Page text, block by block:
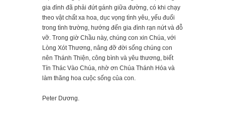
gia đình đã phải đứt gánh giữa đường, có khi chạy
theo vật chất xa hoa, dục vọng tình yêu, yếu đuối
trong tình trường, hướng đến gia đình rạn nứt và đỗ
vỡ. Trong giờ Chầu này, chúng con xin Chúa, với
Lòng Xót Thương, nâng đỡ đời sống chúng con
nên Thánh Thiện, công bình và yêu thương, biết
Tín Thác Vào Chúa, nhờ ơn Chúa Thánh Hóa và
làm thăng hoa cuộc sống của con.
Peter Dương.